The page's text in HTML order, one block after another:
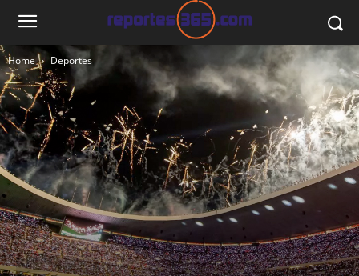
Home Deportes
Deportes Fútbol